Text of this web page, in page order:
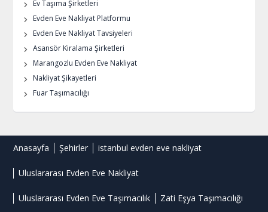
Ev Taşıma Şirketleri
Evden Eve Nakliyat Platformu
Evden Eve Nakliyat Tavsiyeleri
Asansör Kiralama Şirketleri
Marangozlu Evden Eve Nakliyat
Nakliyat Şikayetleri
Fuar Taşımacılığı
Anasayfa Şehirler istanbul evden eve nakliyat
Uluslararası Evden Eve Nakliyat
Uluslararası Evden Eve Taşımacılık Zati Eşya Taşımacılığı